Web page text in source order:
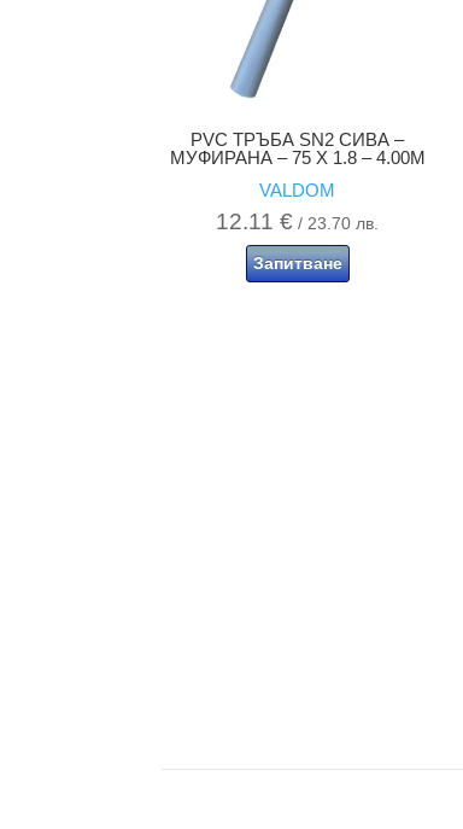
PVC ТРЪБА SN2 СИВА –
МУФИРАНА – 75 X 1.8 – 4.00M
VALDOM
12.11€ / 23.70 лв.
Запитване